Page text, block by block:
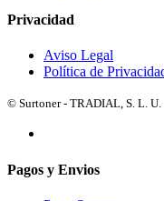
Privacidad
Aviso Legal
Política de
© Surtoner - TRADIAL, S. L. U.
Pagos y Envios